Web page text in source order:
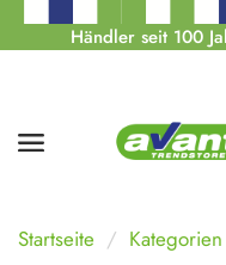
Händler seit 100
Startseite Kategorien